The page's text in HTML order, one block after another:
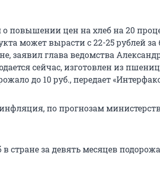
повышении цен на хлеб на 20
может вырасти с 22-25 рублей за
заявил глава ведомства
сейчас, изготовлен из
до 10 руб., передаeт
по прогнозам
стране за девять месяцев